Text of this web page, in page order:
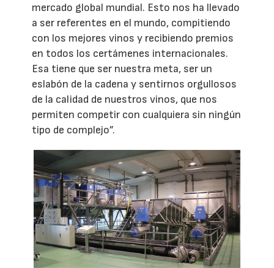
mercado global mundial. Esto nos ha llevado
a ser referentes en el mundo, compitiendo
con los mejores vinos y recibiendo premios
en todos los certámenes internacionales.
Esa tiene que ser nuestra meta, ser un
eslabón de la cadena y sentirnos orgullosos
de la calidad de nuestros vinos, que nos
permiten competir con cualquiera sin ningún
tipo de complejo”.